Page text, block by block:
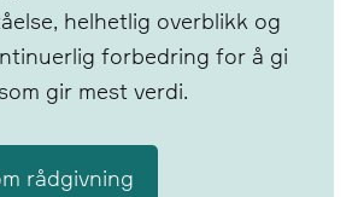
helhetlig overblikk og
forbedring for å gi
gir mest verdi.
rådgivning